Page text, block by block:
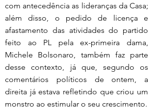
com antecedência as lideranças da Casa;
além disso, o pedido de licença e
afastamento das atividades do partido
feito ao PL pela ex-primeira dama,
Michele Bolsonaro, também faz parte
desse contexto, já que, segundo os
comentários políticos de ontem, a
direita já estava refletindo que criou um